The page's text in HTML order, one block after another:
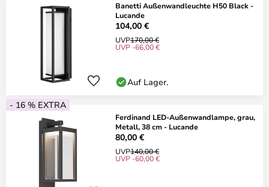
Banetti Außenwandleuchte H50 Black -
Lucande
104,00 €
UVP170,00 €
UVP -66,00 €
Auf Lager.
- 16 % EXTRA
Ferdinand LED-Außenwandlampe, grau,
Metall, 38 cm - Lucande
80,00 €
UVP140,00 €
UVP -60,00 €